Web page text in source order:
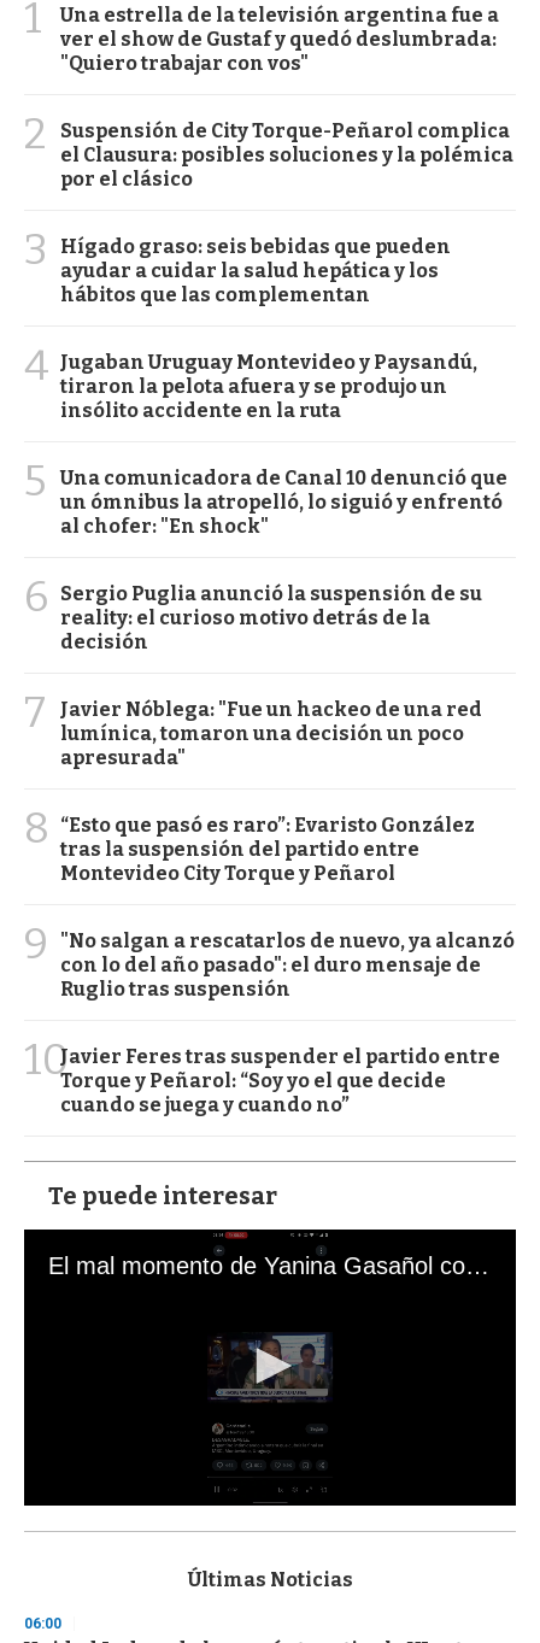
1
Una estrella de la televisión argentina fue a
ver el show de Gustaf y quedó deslumbrada:
"Quiero trabajar con vos"
2
Suspensión de City Torque-Peñarol complica
el Clausura: posibles soluciones y la polémica
por el clásico
3
Hígado graso: seis bebidas que pueden
ayudar a cuidar la salud hepática y los
hábitos que las complementan
4 Jugaban Uruguay Montevideo y Paysandú,
tiraron la pelota afuera y se produjo un
insólito accidente en la ruta
5
Una comunicadora de Canal 10 denunció que
un ómnibus la atropelló, lo siguió y enfrentó
al chofer: "En shock"
6
Sergio Puglia anunció la suspensión de su
reality: el curioso motivo detrás de la
decisión
7
Javier Nóblega: "Fue un hackeo de una red
lumínica, tomaron una decisión un poco
apresurada"
8
“Esto que pasó es raro”: Evaristo González
tras la suspensión del partido entre
Montevideo City Torque y Peñarol
9
"No salgan a rescatarlos de nuevo, ya alcanzó
con lo del año pasado": el duro mensaje de
Ruglio tras suspensión
10Javier Feres tras suspender el partido entre
Torque y Peñarol: “Soy yo el que decide
cuando se juega y cuando no”
Te puede interesar
El mal momento de Yanina Gasañol con un hincha argentino en "Subrayado"
s
d
Últimas Noticias
06:00